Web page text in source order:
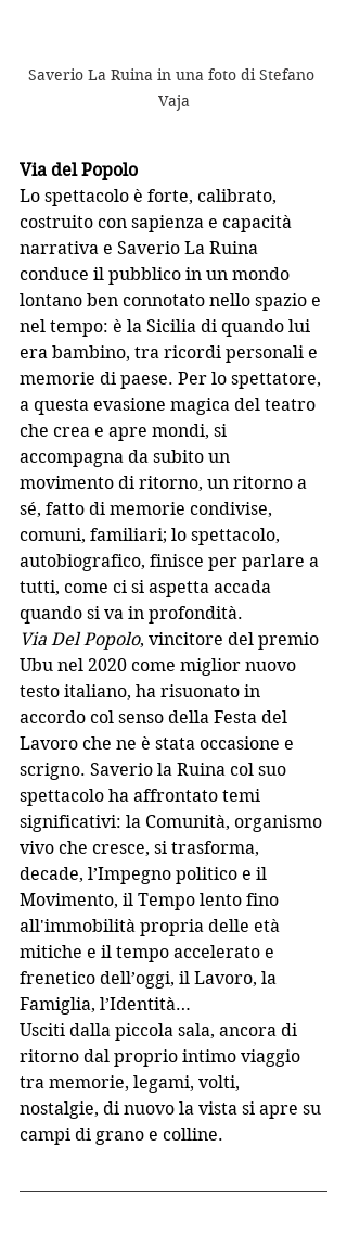
Saverio La Ruina in una foto di Stefano
Vaja
Via del Popolo
Lo spettacolo è forte, calibrato,
costruito con sapienza e capacità
narrativa e Saverio La Ruina
conduce il pubblico in un mondo
lontano ben connotato nello spazio e
nel tempo: è la Sicilia di quando lui
era bambino, tra ricordi personali e
memorie di paese. Per lo spettatore,
a questa evasione magica del teatro
che crea e apre mondi, si
accompagna da subito un
movimento di ritorno, un ritorno a
sé, fatto di memorie condivise,
comuni, familiari; lo spettacolo,
autobiografico, finisce per parlare a
tutti, come ci si aspetta accada
quando si va in profondità.
Via Del Popolo, vincitore del premio
Ubu nel 2020 come miglior nuovo
testo italiano, ha risuonato in
accordo col senso della Festa del
Lavoro che ne è stata occasione e
scrigno. Saverio la Ruina col suo
spettacolo ha affrontato temi
significativi: la Comunità, organismo
vivo che cresce, si trasforma,
decade, l’Impegno politico e il
Movimento, il Tempo lento fino
all'immobilità propria delle età
mitiche e il tempo accelerato e
frenetico dell’oggi, il Lavoro, la
Famiglia, l’Identità…
Usciti dalla piccola sala, ancora di
ritorno dal proprio intimo viaggio
tra memorie, legami, volti,
nostalgie, di nuovo la vista si apre su
campi di grano e colline.